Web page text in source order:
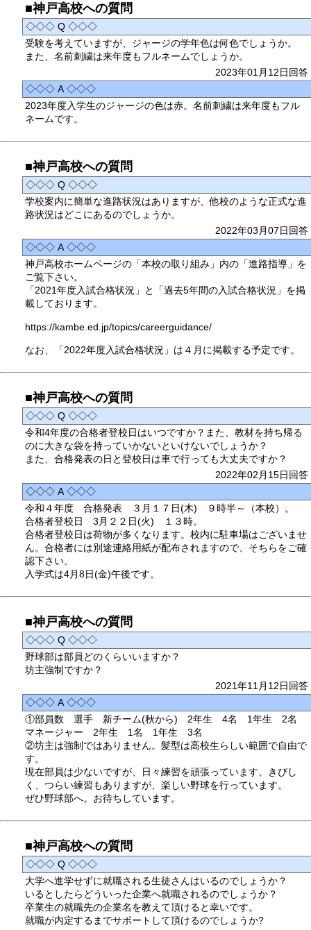
■神戸高校への質問
◇◇◇ Q ◇◇◇
受験を考えていますが、ジャージの学年色は何色でしょうか。
また、名前刺繍は来年度もフルネームでしょうか。
2023年01月12日回答
◇◇◇ A ◇◇◇
2023年度入学生のジャージの色は赤。名前刺繍は来年度もフル
ネームです。
■神戸高校への質問
◇◇◇ Q ◇◇◇
学校案内に簡単な進路状況はありますが、他校のような正式な進
路状況はどこにあるのでしょうか。
2022年03月07日回答
◇◇◇ A ◇◇◇
神戸高校ホームページの「本校の取り組み」内の「進路指導」を
ご覧下さい。
「2021年度入試合格状況」と「過去5年間の入試合格状況」を掲
載しております。
https://kambe.ed.jp/topics/careerguidance/
なお、「2022年度入試合格状況」は４月に掲載する予定です。
■神戸高校への質問
◇◇◇ Q ◇◇◇
令和4年度の合格者登校日はいつですか？また、教材を持ち帰る
のに大きな袋を持っていかないといけないでしょうか？
また、合格発表の日と登校日は車で行っても大丈夫ですか？
2022年02月15日回答
◇◇◇ A ◇◇◇
令和４年度 合格発表 ３月１７日(木) ９時半～（本校）。
合格者登校日 3月２２日(火) １３時。
合格者登校日は荷物が多くなります。校内に駐車場はございませ
ん。合格者には別途連絡用紙が配布されますので、そちらをご確
認下さい。
入学式は4月8日(金)午後です。
■神戸高校への質問
◇◇◇ Q ◇◇◇
野球部は部員どのくらいいますか？
坊主強制ですか？
2021年11月12日回答
◇◇◇ A ◇◇◇
①部員数 選手 新チーム(秋から) 2年生 4名 1年生 2名
マネージャー 2年生 1名 1年生 3名
②坊主は強制ではありません。髪型は高校生らしい範囲で自由で
す。
現在部員は少ないですが、日々練習を頑張っています。きびし
く、つらい練習もありますが、楽しい野球を行っています。
ぜひ野球部へ。お待ちしています。
■神戸高校への質問
◇◇◇ Q ◇◇◇
大学へ進学せずに就職される生徒さんはいるのでしょうか？
いるとしたらどういった企業へ就職されるのでしょうか？
卒業生の就職先の企業名を教えて頂けると幸いです。
就職が内定するまでサポートして頂けるのでしょうか?